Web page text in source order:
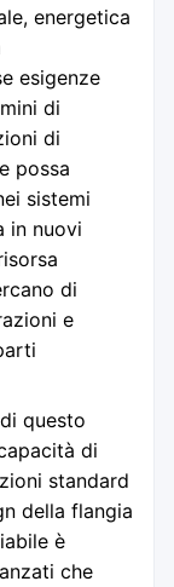
energetica
esigenze
di
di
possa
sistemi
in nuovi
di
e
questo
di
standard
della flangia
è
che